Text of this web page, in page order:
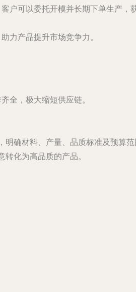
户可以委托开模并长期下单生产，
力产品提升市场竞争力。
全，极大缩短供应链。
确材料、产量、品质标准及预算
化为高品质的产品。